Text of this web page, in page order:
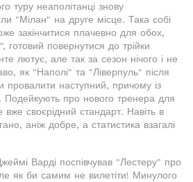
туру неаполітанці знову
"Мілан" на друге місце. Така собі
закінчитися плачевно для обох,
готовий повернутися до трійки
лютує, але так за сезон нічого і не
як "Наполі" та "Ліверпуль" після
провалити наступний, причому із
Подейкують про нового тренера для
вже своєрідний стандарт. Навіть в
аніж добре, а статистика взагалі
Варді поспівчував "Лестеру" про
як би самим не вилетіти! Минулого